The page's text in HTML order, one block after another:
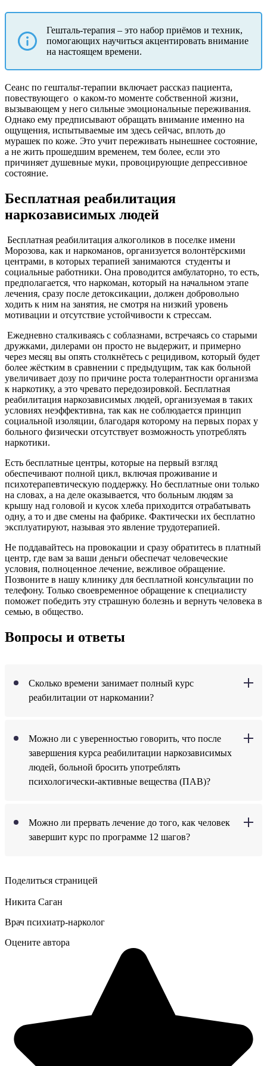
Гешталь-терапия – это набор приёмов и техник,
помогающих научиться акцентировать внимание
на настоящем времени.
Сеанс по гештальт-терапии включает рассказ пациента,
повествующего о каком-то моменте собственной жизни,
вызывающем у него сильные эмоциональные переживания.
Однако ему предписывают обращать внимание именно на
ощущения, испытываемые им здесь сейчас, вплоть до
мурашек по коже. Это учит переживать нынешнее состояние,
а не жить прошедшим временем, тем более, если это
причиняет душевные муки, провоцирующие депрессивное
состояние.
Бесплатная реабилитация
наркозависимых людей
Бесплатная реабилитация алкоголиков в поселке имени
Морозова, как и наркоманов, организуется волонтёрскими
центрами, в которых терапией занимаются студенты и
социальные работники. Она проводится амбулаторно, то есть,
предполагается, что наркоман, который на начальном этапе
лечения, сразу после детоксикации, должен добровольно
ходить к ним на занятия, не смотря на низкий уровень
мотивации и отсутствие устойчивости к стрессам.
Ежедневно сталкиваясь с соблазнами, встречаясь со старыми
дружками, дилерами он просто не выдержит, и примерно
через месяц вы опять столкнётесь с рецидивом, который будет
более жёстким в сравнении с предыдущим, так как больной
увеличивает дозу по причине роста толерантности организма
к наркотику, а это чревато передозировкой. Бесплатная
реабилитация наркозависимых людей, организуемая в таких
условиях неэффективна, так как не соблюдается принцип
социальной изоляции, благодаря которому на первых порах у
больного физически отсутствует возможность употреблять
наркотики.
Есть бесплатные центры, которые на первый взгляд
обеспечивают полной цикл, включая проживание и
психотерапевтическую поддержку. Но бесплатные они только
на словах, а на деле оказывается, что больным людям за
крышу над головой и кусок хлеба приходится отрабатывать
одну, а то и две смены на фабрике. Фактически их бесплатно
эксплуатируют, называя это явление трудотерапией.
Не поддавайтесь на провокации и сразу обратитесь в платный
центр, где вам за ваши деньги обеспечат человеческие
условия, полноценное лечение, вежливое обращение.
Позвоните в нашу клинику для бесплатной консультации по
телефону. Только своевременное обращение к специалисту
поможет победить эту страшную болезнь и вернуть человека в
семью, в общество.
Вопросы и ответы
Сколько времени занимает полный курс
реабилитации от наркомании?
Можно ли с уверенностью говорить, что после
завершения курса реабилитации наркозависимых
людей, больной бросить употреблять
психологически-активные вещества (ПАВ)?
Можно ли прервать лечение до того, как человек
завершит курс по программе 12 шагов?
Поделиться страницей
Никита Саган
Врач психиатр-нарколог
Оцените автора